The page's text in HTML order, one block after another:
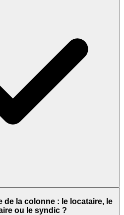
de la colonne : le locataire, le
ou le syndic ?